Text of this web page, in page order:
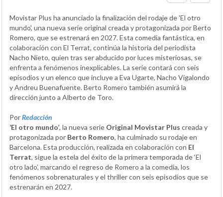
Movistar Plus ha anunciado la finalización del rodaje de 'El otro
mundo', una nueva serie original creada y protagonizada por Berto
Romero, que se estrenará en 2027. Esta comedia fantástica, en
colaboración con El Terrat, continúa la historia del periodista
Nacho Nieto, quien tras ser abducido por luces misteriosas, se
enfrenta a fenómenos inexplicables. La serie contará con seis
episodios y un elenco que incluye a Eva Ugarte, Nacho Vigalondo
y Andreu Buenafuente. Berto Romero también asumirá la
dirección junto a Alberto de Toro.
PorRedacción
‘El otro mundo’, la nueva serie Original Movistar Plus creada y
protagonizada por Berto Romero, ha culminado su rodaje en
Barcelona. Esta producción, realizada en colaboración con El
Terrat, sigue la estela del éxito de la primera temporada de ‘El
otro lado’, marcando el regreso de Romero a la comedia, los
fenómenos sobrenaturales y el thriller con seis episodios que se
estrenarán en 2027.